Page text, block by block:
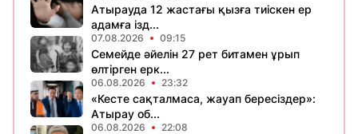
Атырауда 12 жастағы қызға тиіскен ер
адамға ізд...
07.08.2026 09:15
Семейде әйелін 27 рет битамен ұрып
өлтірген ерк...
06.08.2026 23:32
«Кесте сақталмаса, жауап бересіздер»:
Атырау об...
06.08.2026 22:08